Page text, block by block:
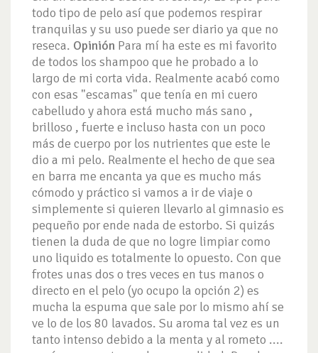
todo tipo de pelo así que podemos respirar
tranquilas y su uso puede ser diario ya que no
reseca. Opinión Para mí ha este es mi favorito
de todos los shampoo que he probado a lo
largo de mi corta vida. Realmente acabó como
con esas "escamas" que tenía en mi cuero
cabelludo y ahora está mucho más sano ,
brilloso , fuerte e incluso hasta con un poco
más de cuerpo por los nutrientes que este le
dio a mi pelo. Realmente el hecho de que sea
en barra me encanta ya que es mucho más
cómodo y práctico si vamos a ir de viaje o
simplemente si quieren llevarlo al gimnasio es
pequeño por ende nada de estorbo. Si quizás
tienen la duda de que no logre limpiar como
uno liquido es totalmente lo opuesto. Con que
frotes unas dos o tres veces en tus manos o
directo en el pelo (yo ocupo la opción 2) es
mucha la espuma que sale por lo mismo ahí se
ve lo de los 80 lavados. Su aroma tal vez es un
tanto intenso debido a la menta y al rometo ....